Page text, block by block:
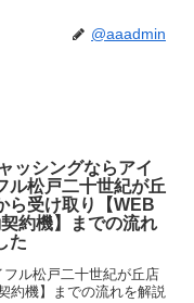
@aaadmin
ッシングならアイ
ル松戸二十世紀が丘
ら受け取り【WEB
約機】までの流れ
た
ル松戸二十世紀が丘店
約機】までの流れを解説